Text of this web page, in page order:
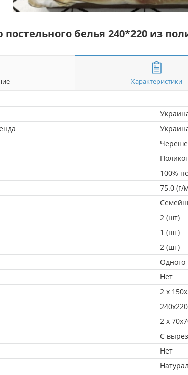
белья 240*220 из
Характеристики
100%
75.0 (г/
2 (шт)
1 (шт)
2 (шт)
Одного
Нет
2 х
2 х
С
Нет